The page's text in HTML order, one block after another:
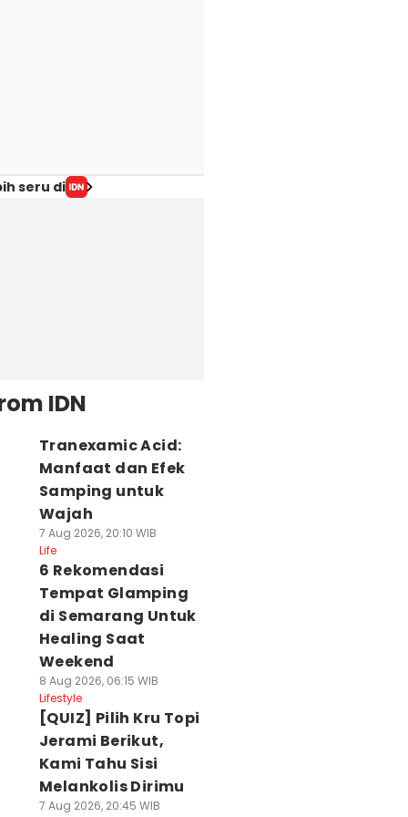
seru di
IDN
Tranexamic Acid:
Manfaat dan Efek
Samping untuk
Wajah
7 Aug 2026, 20:10 WIB
Life
6 Rekomendasi
Tempat Glamping
di Semarang Untuk
Healing Saat
Weekend
8 Aug 2026, 06:15 WIB
Lifestyle
[QUIZ] Pilih Kru Topi
Jerami Berikut,
Kami Tahu Sisi
Melankolis Dirimu
7 Aug 2026, 20:45 WIB